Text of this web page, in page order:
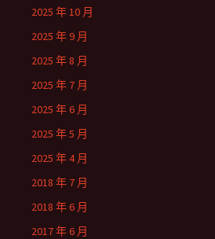
2025 年 10 月
2025 年 9 月
2025 年 8 月
2025 年 7 月
2025 年 6 月
2025 年 5 月
2025 年 4 月
2018 年 7 月
2018 年 6 月
2017 年 6 月